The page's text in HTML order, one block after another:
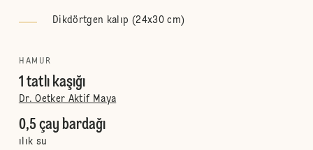
Dikdörtgen kalıp (24x30 cm)
HAMUR
1 tatlı kaşığı
Dr. Oetker Aktif Maya
0,5 çay bardağı
ılık su